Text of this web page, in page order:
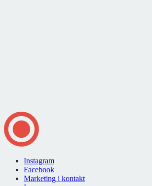
Instagram
Facebook
Marketing i kontakt